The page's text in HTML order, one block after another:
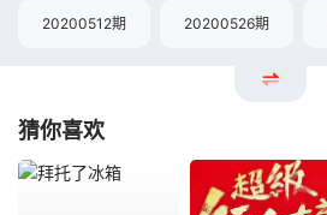
20200512期 20200526期
猜你喜欢